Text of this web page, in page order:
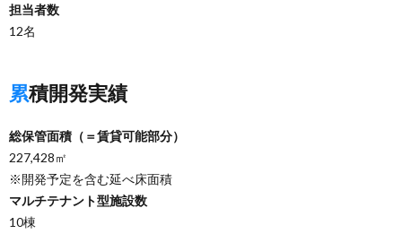
担当者数
12名
累積開発実績
総保管面積（＝賃貸可能部分）
227,428㎡
※開発予定を含む延べ床面積
マルチテナント型施設数
10棟